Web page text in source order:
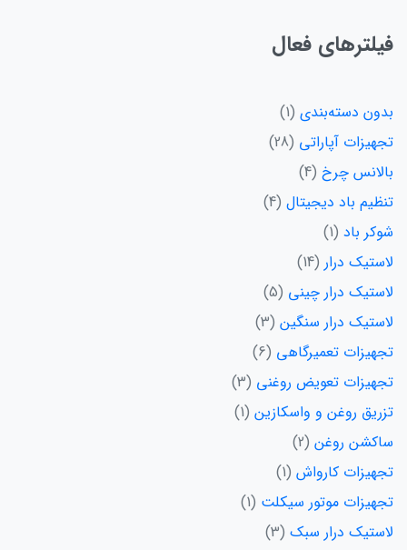
فیلترهای فعال
بدون دسته‌بندی 1
تجهیزات آپاراتی 28
بالانس چرخ 4
تنظیم باد دیجیتال 4
شوکر باد 1
لاستیک درار 14
لاستیک درار چینی 5
لاستیک درار سنگین 3
تجهیزات تعمیرگاهی 6
تجهیزات تعویض روغنی 3
تزریق روغن و واسکازین 1
ساکشن روغن 2
تجهیزات کارواش 1
تجهیزات موتور سیکلت 1
لاستیک درار سبک 3